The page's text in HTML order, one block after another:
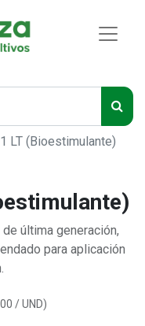
LT (Bioestimulante)
última generación,
para aplicación
/UND)